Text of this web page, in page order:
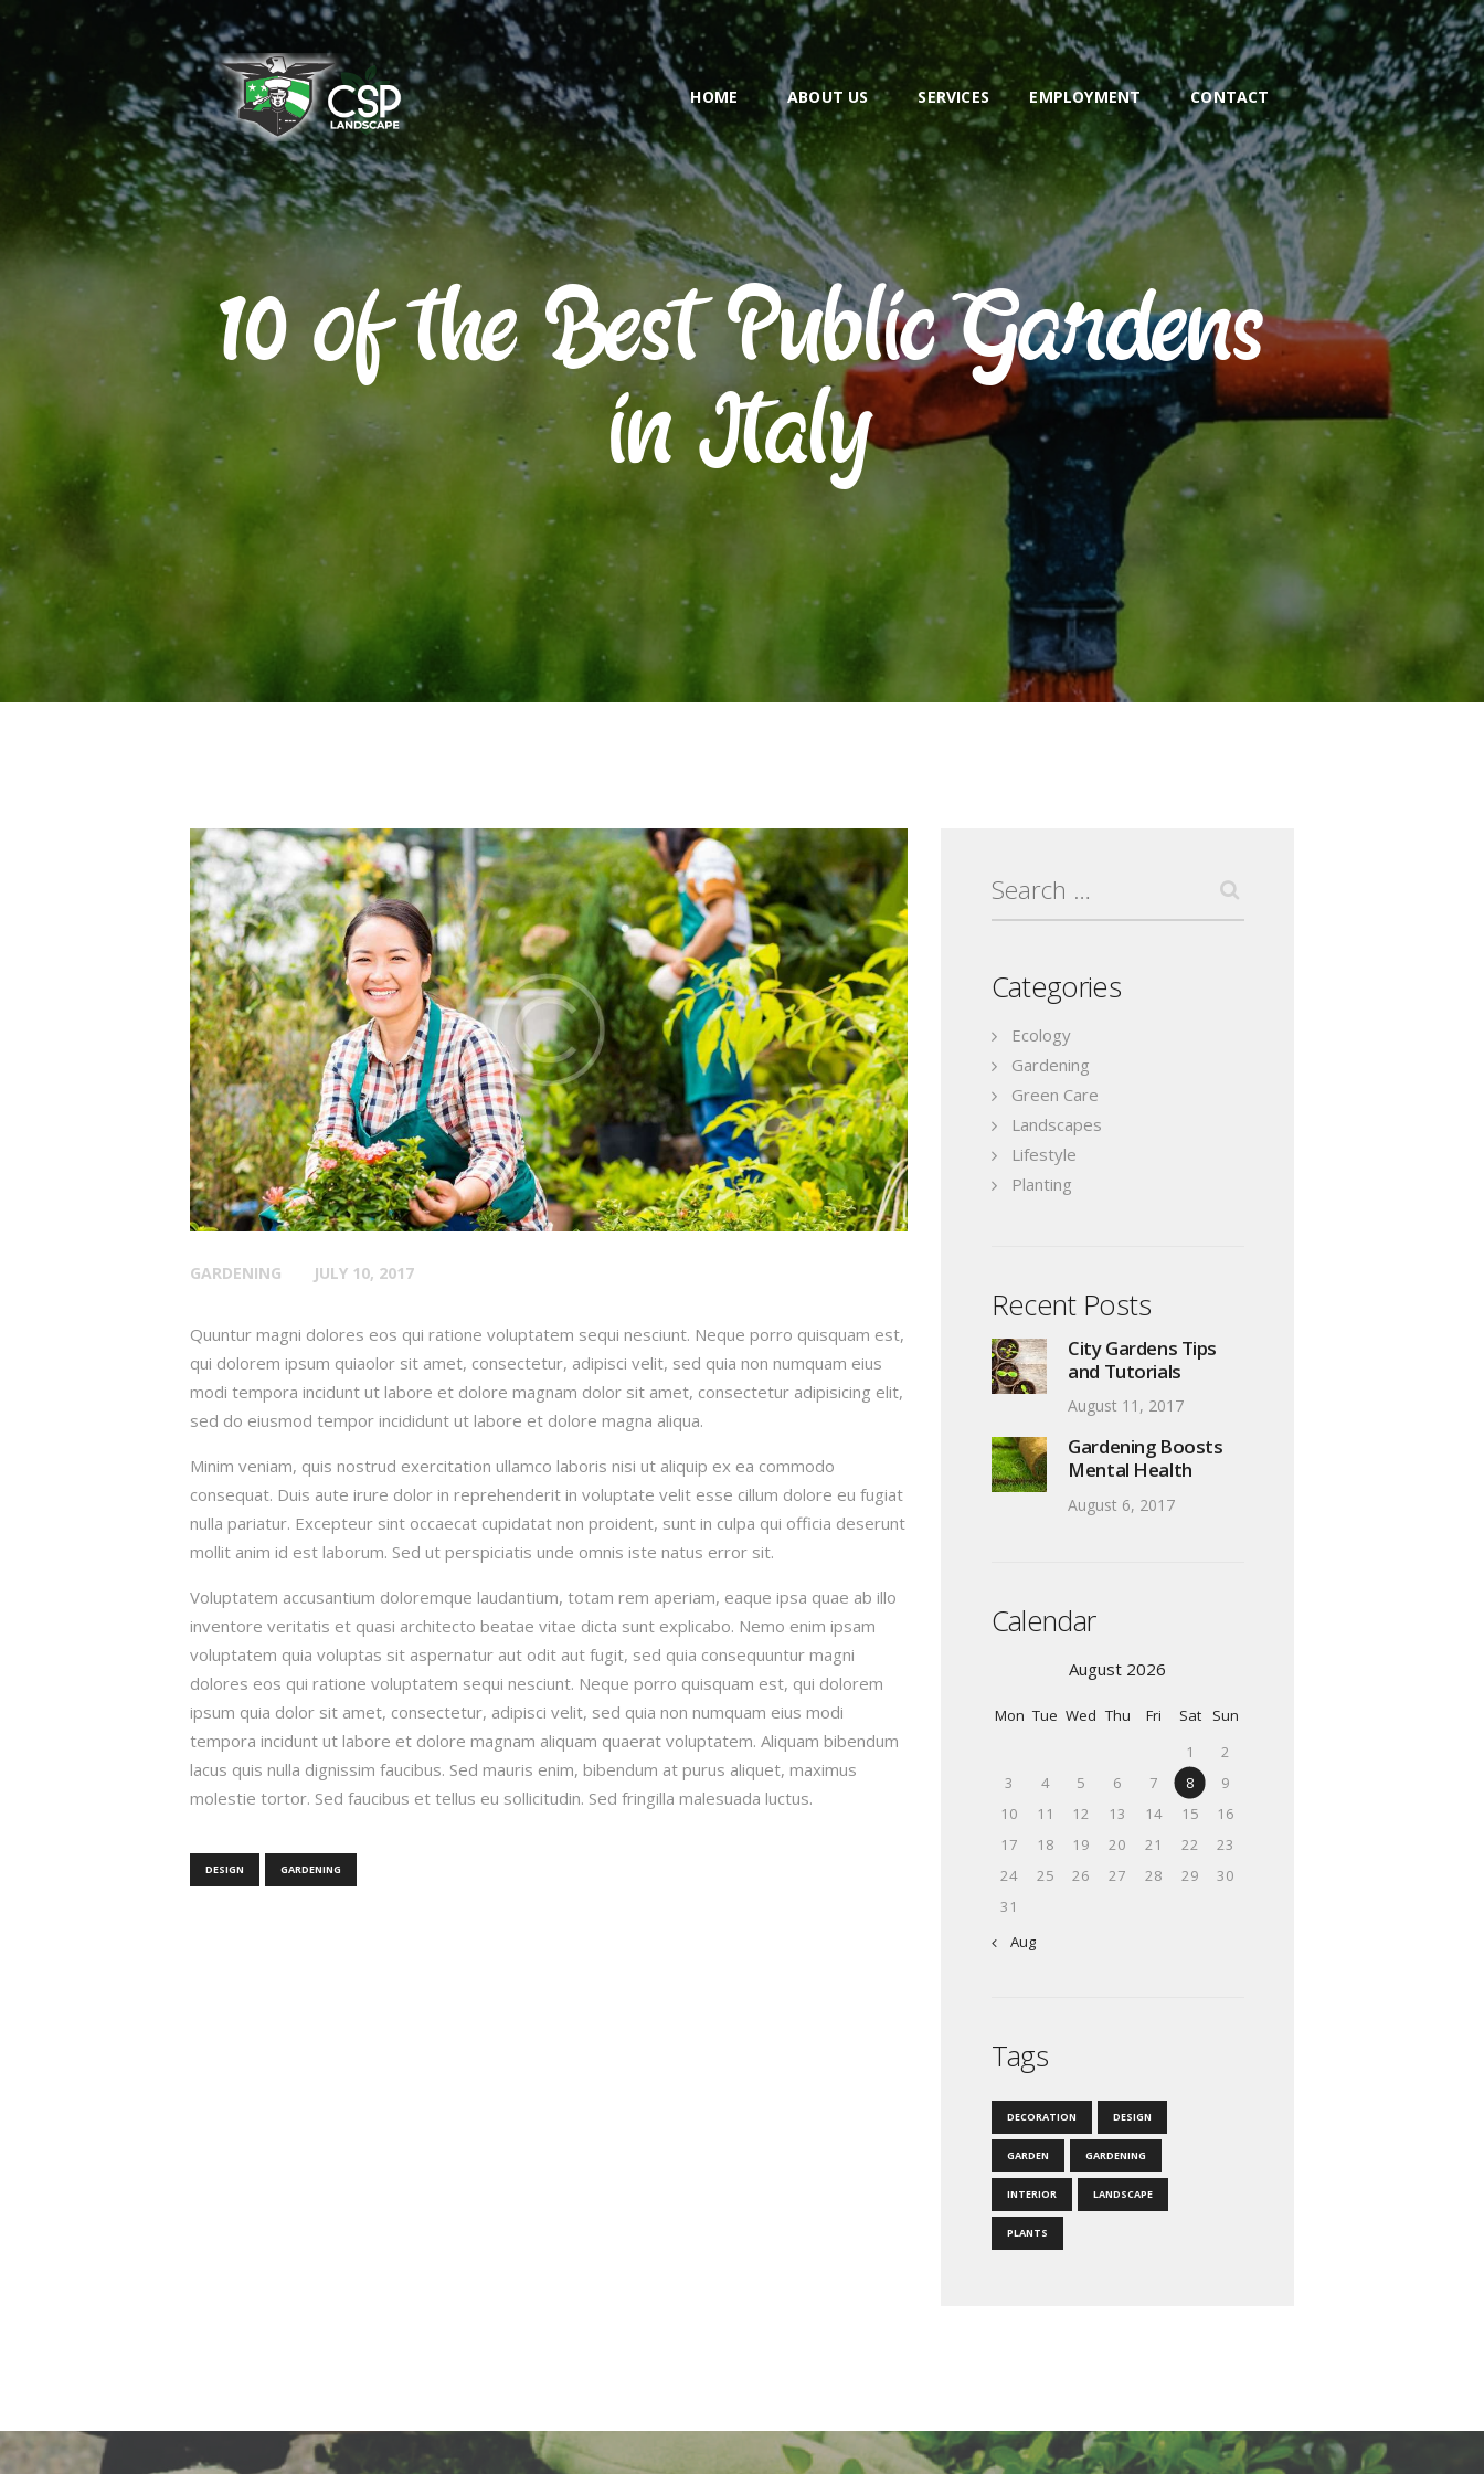
HOME ABOUT US SERVICES EMPLOYMENT CONTACT
10 of the Best Public Gardens
in Italy
HOME
ABOUT US
SERVICES
EMPLOYMENT
CONTACT
GARDENING JULY 10, 2017
Quuntur magni dolores eos qui ratione voluptatem sequi nesciunt. Neque porro quisquam est,
qui dolorem ipsum quiaolor sit amet, consectetur, adipisci velit, sed quia non numquam eius
modi tempora incidunt ut labore et dolore magnam dolor sit amet, consectetur adipisicing elit,
sed do eiusmod tempor incididunt ut labore et dolore magna aliqua.
Minim veniam, quis nostrud exercitation ullamco laboris nisi ut aliquip ex ea commodo
consequat. Duis aute irure dolor in reprehenderit in voluptate velit esse cillum dolore eu fugiat
nulla pariatur. Excepteur sint occaecat cupidatat non proident, sunt in culpa qui officia deserunt
mollit anim id est laborum. Sed ut perspiciatis unde omnis iste natus error sit.
Voluptatem accusantium doloremque laudantium, totam rem aperiam, eaque ipsa quae ab illo
inventore veritatis et quasi architecto beatae vitae dicta sunt explicabo. Nemo enim ipsam
voluptatem quia voluptas sit aspernatur aut odit aut fugit, sed quia consequuntur magni
dolores eos qui ratione voluptatem sequi nesciunt. Neque porro quisquam est, qui dolorem
ipsum quia dolor sit amet, consectetur, adipisci velit, sed quia non numquam eius modi
tempora incidunt ut labore et dolore magnam aliquam quaerat voluptatem. Aliquam bibendum
lacus quis nulla dignissim faucibus. Sed mauris enim, bibendum at purus aliquet, maximus
molestie tortor. Sed faucibus et tellus eu sollicitudin. Sed fringilla malesuada luctus.
DESIGN GARDENING
for:
Categories
Ecology
Gardening
Green Care
Landscapes
Lifestyle
Planting
Recent Posts
City Gardens Tips
and Tutorials
August 11, 2017
Gardening Boosts
Mental Health
August 6, 2017
Calendar
August 2026
Mon Tue Wed Thu Fri Sat
Sun
1
2
3
4 5 6 7 8
9
10
11 12 13 14 15
16
17
18 19 20 21 22
23
24
25 26 27 28 29
30
31
« Aug
Tags
DECORATION DESIGN
GARDEN GARDENING
INTERIOR LANDSCAPE
PLANTS